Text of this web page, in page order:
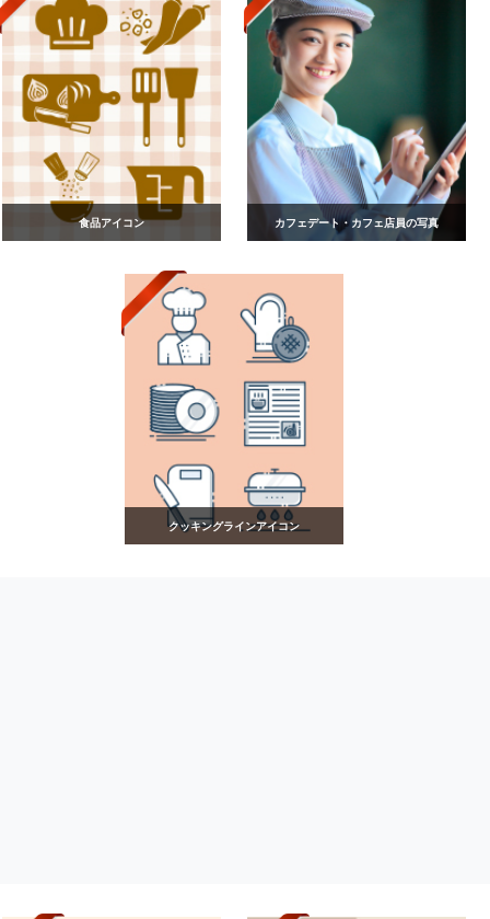
食品アイコン カフェデート・カフェ店員の写真
クッキングラインアイコン